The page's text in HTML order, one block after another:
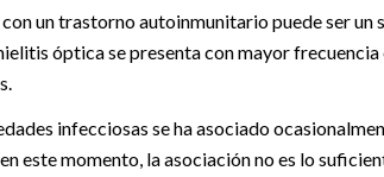
un trastorno autoinmunitario puede ser un
óptica se presenta con mayor frecuencia
infecciosas se ha asociado
este momento, la asociación no es lo